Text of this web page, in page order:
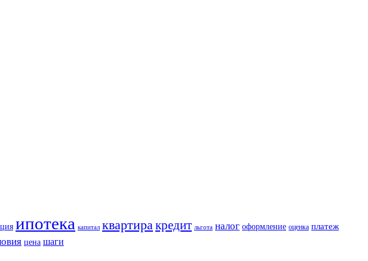
ипотека капитал квартиракредит льгота налог оформление оценка платеж
цена шаги